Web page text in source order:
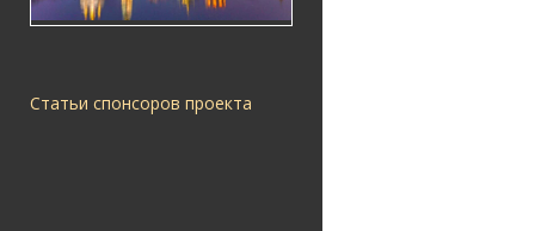
Статьи спонсоров проекта